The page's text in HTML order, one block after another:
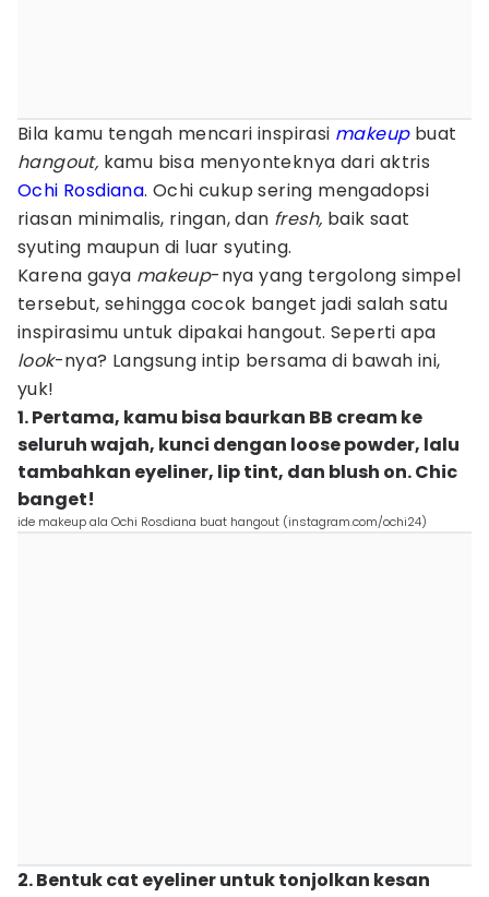
Bila kamu tengah mencari inspirasi makeupbuat
hangout, kamu bisa menyonteknya dari aktris
Ochi Rosdiana. Ochi cukup sering mengadopsi
riasan minimalis, ringan, dan fresh, baik saat
syuting maupun di luar syuting.
Karena gaya makeup-nya yang tergolong simpel
tersebut, sehingga cocok banget jadi salah satu
inspirasimu untuk dipakai hangout. Seperti apa
look-nya? Langsung intip bersama di bawah ini,
yuk!
1. Pertama, kamu bisa baurkan BB cream ke
seluruh wajah, kunci dengan loose powder, lalu
tambahkan eyeliner, lip tint, dan blush on. Chic
banget!
ide makeup ala Ochi Rosdiana buat hangout (instagram.com/ochi24)
2. Bentuk cat eyeliner untuk tonjolkan kesan